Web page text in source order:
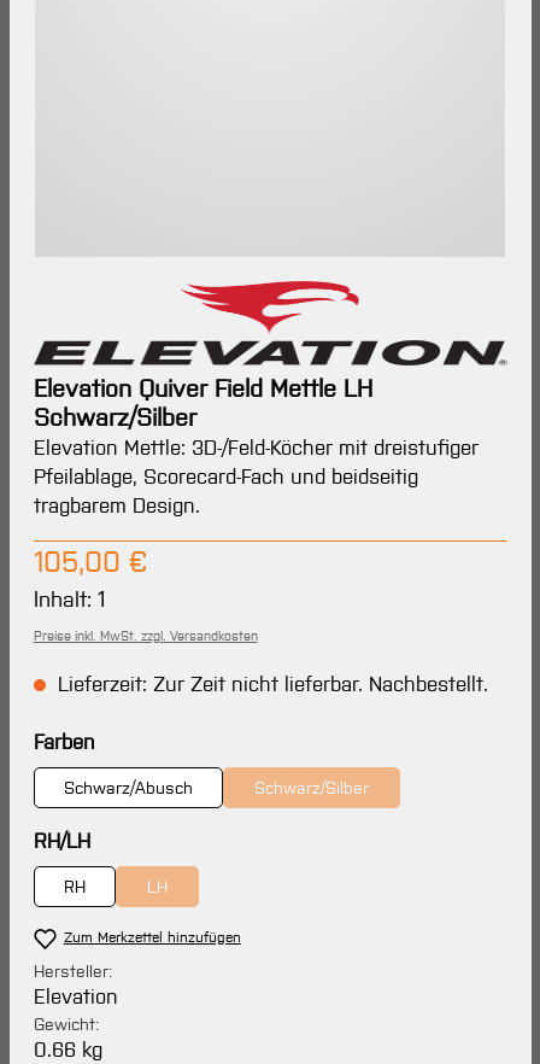
Elevation Quiver Field Mettle LH
Schwarz/Silber
Elevation Mettle: 3D-/Feld-Köcher mit dreistufiger
Pfeilablage, Scorecard-Fach und beidseitig
tragbarem Design.
Regulärer Preis:
105,00 €
Inhalt: 1
Preise inkl. MwSt. zzgl. Versandkosten
Lieferzeit: Zur Zeit nicht lieferbar. Nachbestellt.
Farbenauswählen
Schwarz/Abusch Schwarz/Silber
(Diese Option ist zurzeit nicht
RH/LHauswählen
RH LH
(Diese Option ist zurzeit nicht verfügbar.)
Zum Merkzettel hinzufügen
Hersteller:
Elevation
Gewicht:
0.66 kg